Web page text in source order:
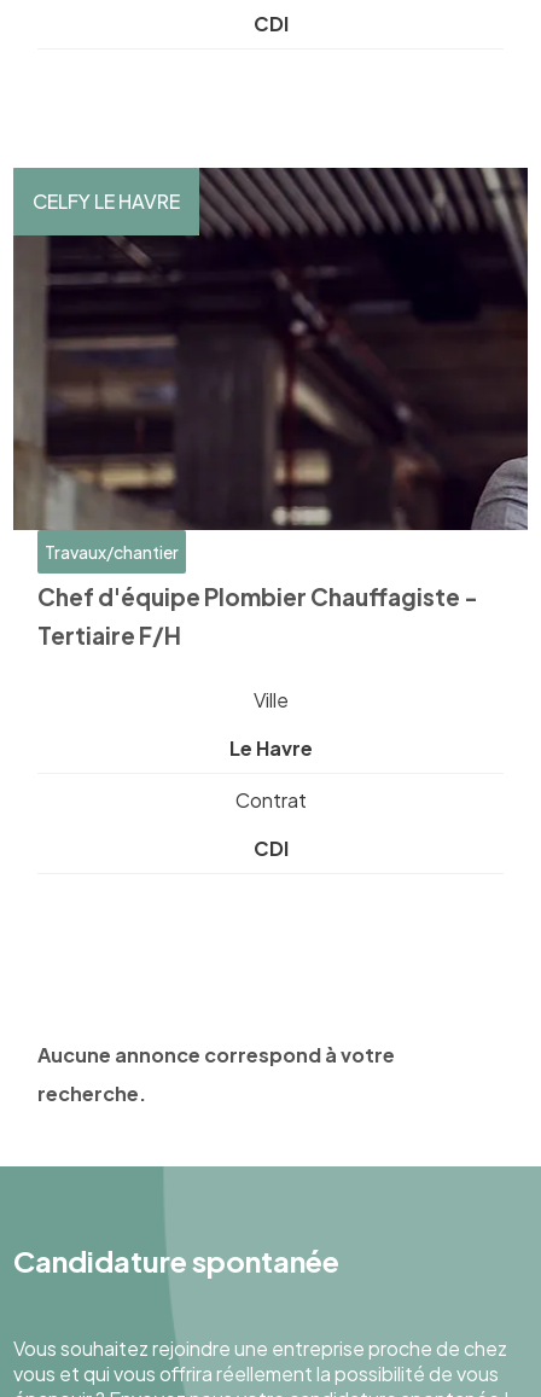
CDI
CELFY LE HAVRE
Travaux/chantier
Chef d'équipe Plombier Chauffagiste -
Tertiaire F/H
Ville
Le Havre
Contrat
CDI
Aucune annonce correspond à votre
recherche.
Candidature spontanée
Vous souhaitez rejoindre une entreprise proche de chez
vous et qui vous offrira réellement la possibilité de vous